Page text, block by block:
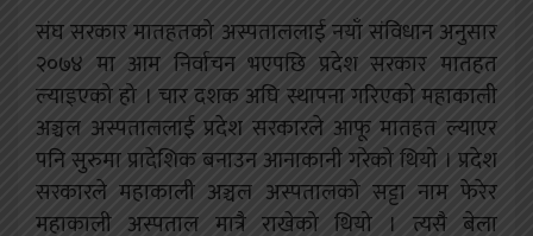
संघ सरकार मातहतको अस्पताललाई नयाँ संविधान अनुसार
२०७४ मा आम निर्वाचन भएपछि प्रदेश सरकार मातहत
ल्याइएको हो । चार दशक अघि स्थापना गरिएको महाकाली
अञ्चल अस्पताललाई प्रदेश सरकारले आफू मातहत ल्याएर
पनि सुरुमा प्रादेशिक बनाउन आनाकानी गरेको थियो । प्रदेश
सरकारले महाकाली अञ्चल अस्पतालको सट्टा नाम फेरेर
महाकाली अस्पताल मात्रै राखेको थियो । त्यसै बेला